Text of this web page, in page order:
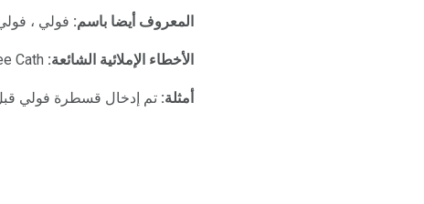
المعروف أيضا باسم: فولي ،
الأخطاء الإملائية الشائعة:
أمثلة: تم إدخال قسطرة فولي